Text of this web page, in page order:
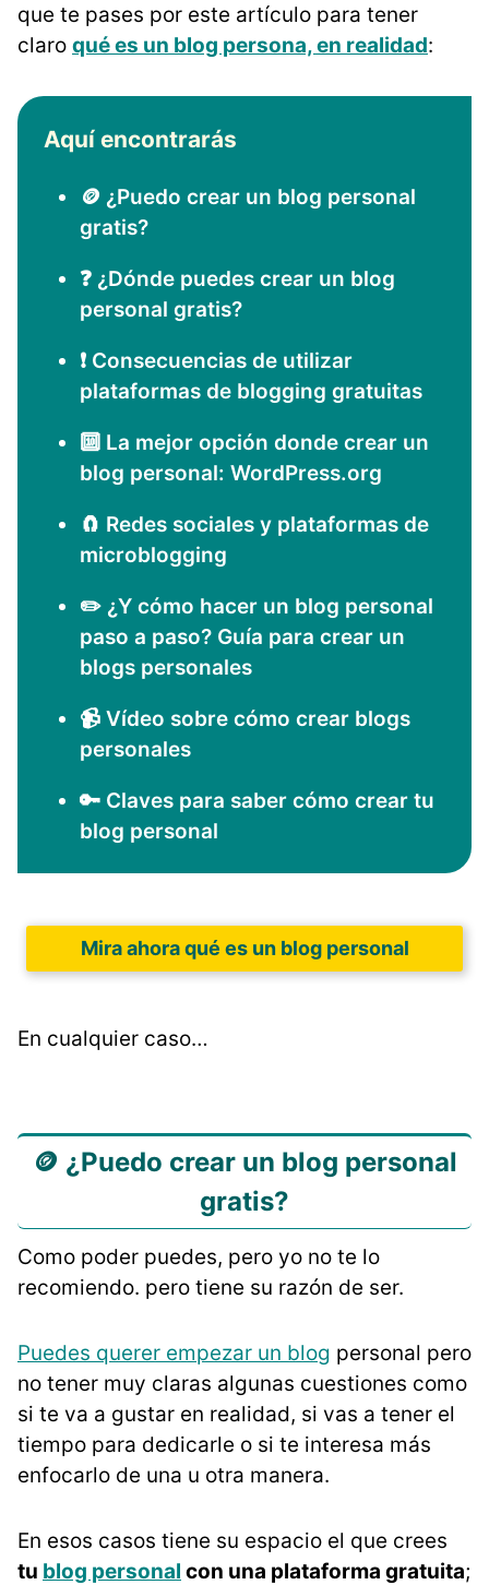
que te pases por este artículo para tener
claro qué es un blog persona, en realidad:
Aquí encontrarás
🪙 ¿Puedo crear un blog personal
gratis?
❓ ¿Dónde puedes crear un blog
personal gratis?
❗ Consecuencias de utilizar
plataformas de blogging gratuitas
🔟 La mejor opción donde crear un
blog personal: WordPress.org
🧲 Redes sociales y plataformas de
microblogging
✏️ ¿Y cómo hacer un blog personal
paso a paso? Guía para crear un
blogs personales
📹 Vídeo sobre cómo crear blogs
personales
🔑 Claves para saber cómo crear tu
blog personal
Mira ahora qué es un blog personal
En cualquier caso…
🪙 ¿Puedo crear un blog personal
gratis?
Como poder puedes, pero yo no te lo
recomiendo. pero tiene su razón de ser.
Puedes querer empezar un blog personal pero
no tener muy claras algunas cuestiones como
si te va a gustar en realidad, si vas a tener el
tiempo para dedicarle o si te interesa más
enfocarlo de una u otra manera.
En esos casos tiene su espacio el que crees
tu blog personal con una plataforma gratuita;